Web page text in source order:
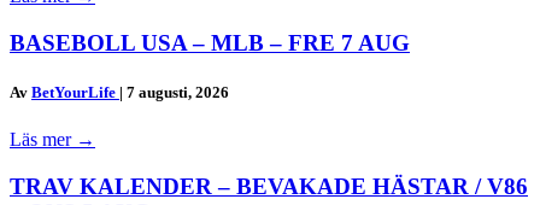
BASEBOLL USA – MLB – FRE 7 AUG
Av BetYourLife | 7 augusti, 2026
Läs mer →
TRAV KALENDER – BEVAKADE HÄSTAR / V86